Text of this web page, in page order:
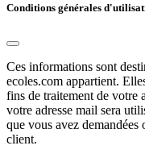
Conditions générales
Ces informations sont
ecoles.com appartient.
fins de traitement de votre
votre adresse mail sera
que vous avez
client.